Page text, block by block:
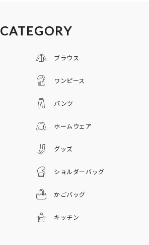
CATEGORY
ブラウス
ワンピース
パンツ
ホームウェア
グッズ
ショルダーバッグ
かごバッグ
キッチン